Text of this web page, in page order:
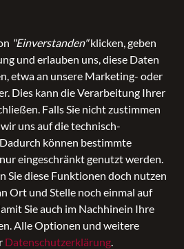
"Einverstanden"klicken, geben
und erlauben uns, diese Daten
etwa an unsere Marketing- oder
Dies kann die Verarbeitung Ihrer
Falls Sie nicht zustimmen
uns auf die technisch-
können bestimmte
eingeschränkt genutzt werden.
Sie diese Funktionen doch nutzen
Ort und Stelle noch einmal auf
Sie auch im Nachhinein Ihre
Alle Optionen und weitere
Datenschutzerklärung.
Altersgruppe Farbe